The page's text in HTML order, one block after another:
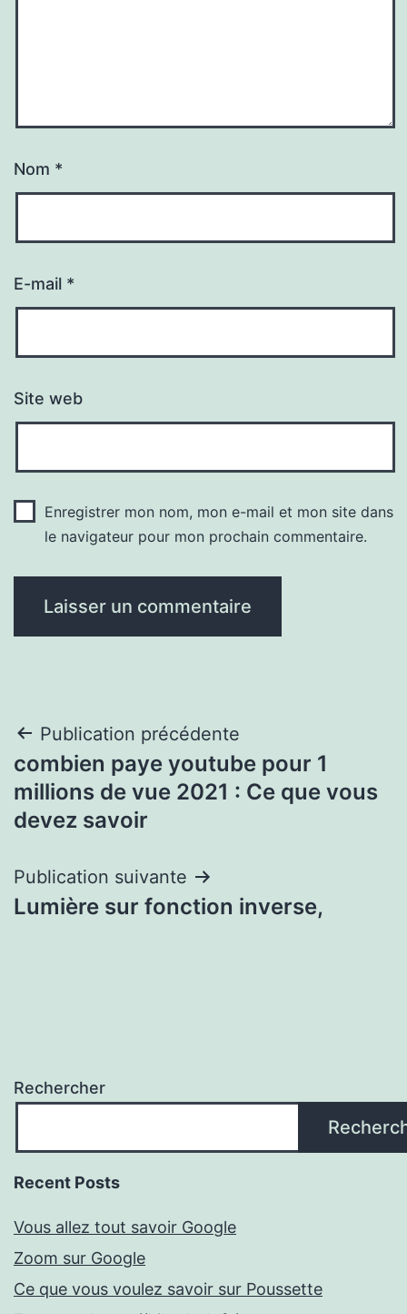
Nom *
E-mail *
Site web
Enregistrer mon nom, mon e-mail et mon site dans
le navigateur pour mon prochain commentaire.
Navigation
de
l’article
Publication précédente
combien paye youtube pour 1
millions de vue 2021 : Ce que vous
devez savoir
Publication suivante
Lumière sur fonction inverse,
Rechercher
Recent Posts
Vous allez tout savoir Google
Zoom sur Google
Ce que vous voulez savoir sur Poussette